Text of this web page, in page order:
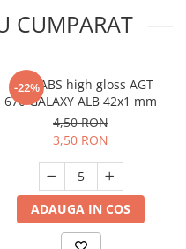
CUMPARAT
-22%
Cant ABS high gloss AGT
670 GALAXY ALB 42x1 mm
4,50 RON
3,50 RON
ADAUGA IN COS